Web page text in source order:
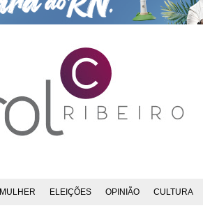
MULHER ELEIÇÕES OPINIÃO CULTURA